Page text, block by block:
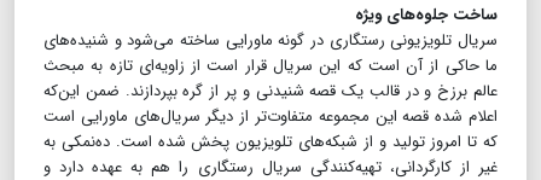
ساخت جلوه‌های ویژه
سریال تلویزیونی رستگاری در گونه ماورایی ساخته می‌شود و شنیده‌های
ما حاکی از آن است که این سریال قرار است از زاویه‌ای تازه به مبحث
عالم برزخ و در قالب یک قصه شنیدنی و پر از گره بپردازند. ضمن این‌که
اعلام شده قصه این مجموعه متفاوت‌تر از دیگر سریال‌های ماورایی است
که تا امروز تولید و از شبکه‌های تلویزیون پخش شده است. ده‌نمکی به
غیر از کارگردانی، تهیه‌کنندگی سریال رستگاری را هم به عهده دارد و